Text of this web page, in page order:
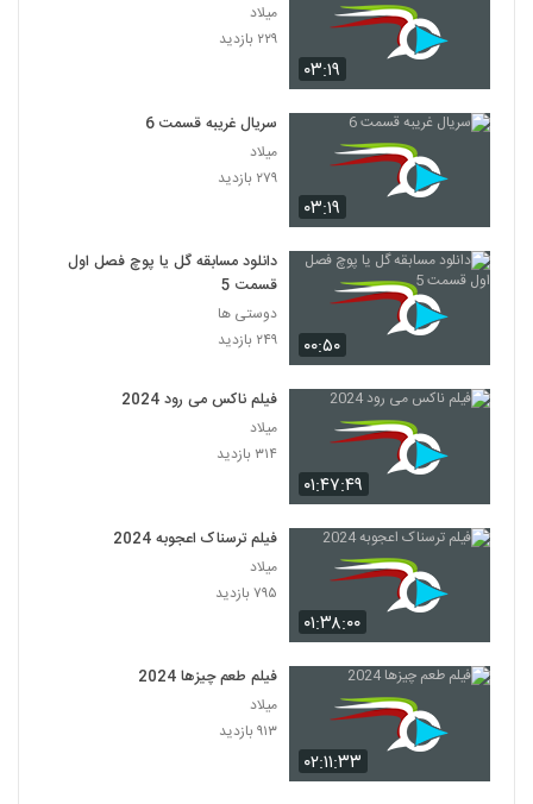
۰۳:۱۹
میلاد
۲۲۹ بازدید
۰۳:۱۹
سریال غریبه قسمت 6
میلاد
۲۷۹ بازدید
۰۰:۵۰
دانلود مسابقه گل یا پوچ فصل اول
قسمت 5
دوستی ها
۲۴۹ بازدید
۰۱:۴۷:۴۹
فیلم ناکس می رود 2024
میلاد
۳۱۴ بازدید
۰۱:۳۸:۰۰
فیلم ترسناک اعجوبه 2024
میلاد
۷۹۵ بازدید
۰۲:۱۱:۳۳
فیلم طعم چیزها 2024
میلاد
۹۱۳ بازدید